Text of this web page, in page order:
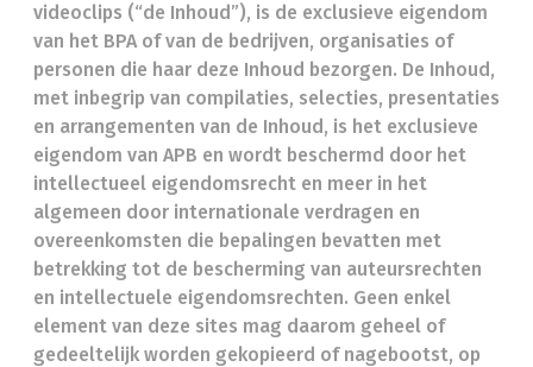
videoclips (“de Inhoud”), is de exclusieve eigendom
van het BPA of van de bedrijven, organisaties of
personen die haar deze Inhoud bezorgen. De Inhoud,
met inbegrip van compilaties, selecties, presentaties
en arrangementen van de Inhoud, is het exclusieve
eigendom van APB en wordt beschermd door het
intellectueel eigendomsrecht en meer in het
algemeen door internationale verdragen en
overeenkomsten die bepalingen bevatten met
betrekking tot de bescherming van auteursrechten
en intellectuele eigendomsrechten. Geen enkel
element van deze sites mag daarom geheel of
gedeeltelijk worden gekopieerd of nagebootst, op